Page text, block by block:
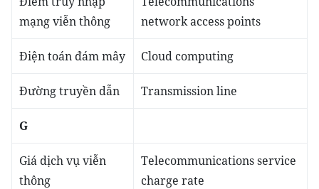
mạng viễn thông
network access points
Điện toán đám mây Cloud computing
Đường truyền dẫn Transmission line
G
Giá dịch vụ viễn
thông
Telecommunications service
charge rate